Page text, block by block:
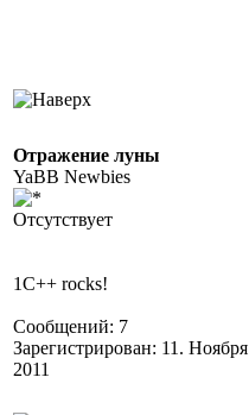
Отражение луны
YaBB Newbies
Отсутствует
1C++ rocks!
Сообщений: 7
Зарегистрирован: 11. Ноября
2011